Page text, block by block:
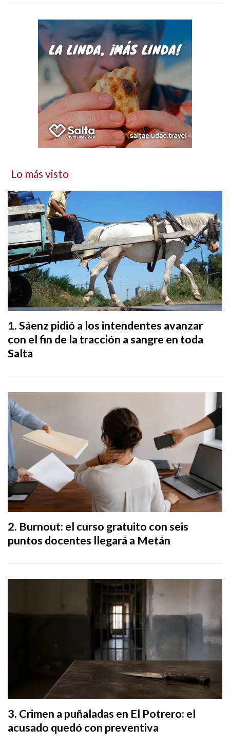
Lo más visto
Sáenz pidió a los intendentes avanzar
con el fin de la tracción a sangre en toda
Salta
Burnout: el curso gratuito con seis
puntos docentes llegará a Metán
Crimen a puñaladas en El Potrero: el
acusado quedó con preventiva